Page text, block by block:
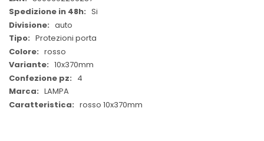
Si
auto
Protezioni porta
rosso
10x370mm
4
LAMPA
rosso 10x370mm